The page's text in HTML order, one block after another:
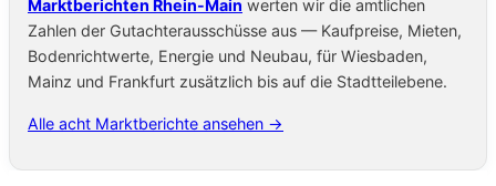
Marktberichten Rhein-Main werten wir die amtlichen
Zahlen der Gutachterausschüsse aus — Kaufpreise, Mieten,
Bodenrichtwerte, Energie und Neubau, für Wiesbaden,
Mainz und Frankfurt zusätzlich bis auf die Stadtteilebene.
Alle acht Marktberichte ansehen →